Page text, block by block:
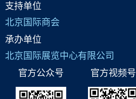
支持单位
北京国际商会
承办单位
北京国际展览中心有限公司
官方公众号
官方视频号